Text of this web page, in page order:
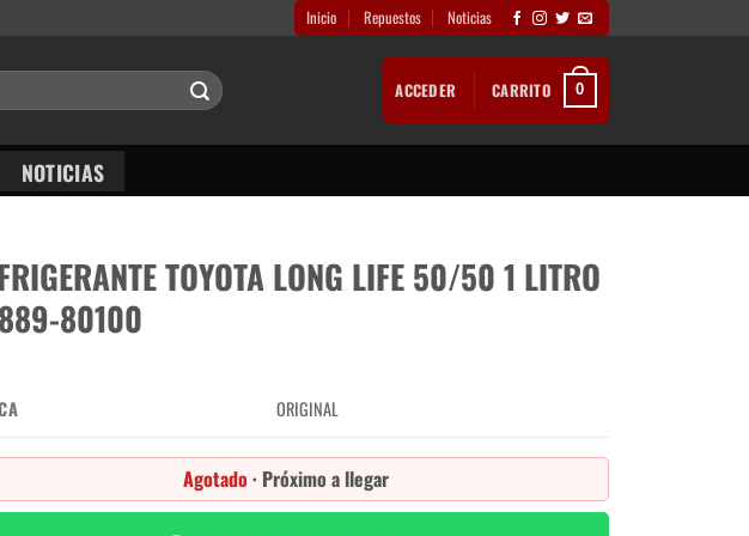
Inicio Repuestos Noticias
ACCEDER CARRITO 0
NOTICIAS
TOYOTA LONG LIFE 50/50 1 LITRO
80100
ORIGINAL
Agotado · Próximo a llegar